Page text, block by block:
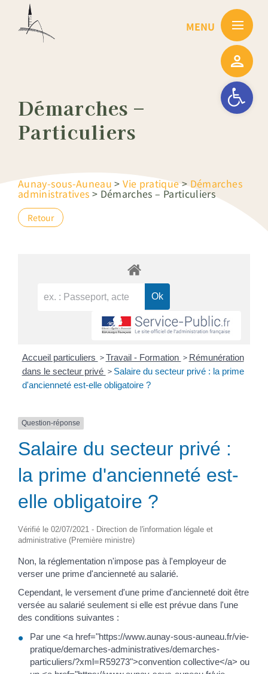
Ouvrir la
Démarches –
Particuliers
Aunay-sous-Auneau >Vie pratique>Démarches
administratives > Démarches – Particuliers
Retour
Accueil particuliers > Travail - Formation > Rémunération
dans le secteur privé > Salaire du secteur privé : la prime
d'ancienneté est-elle obligatoire ?
Question-réponse
Salaire du secteur privé :
la prime d'ancienneté est-
elle obligatoire ?
Vérifié le 02/07/2021 - Direction de l'information légale et
administrative (Première ministre)
Non, la réglementation n'impose pas à l'employeur de
verser une prime d'ancienneté au salarié.
Cependant, le versement d'une prime d'ancienneté doit être
versée au salarié seulement si elle est prévue dans l'une
des conditions suivantes :
Par une <a href="https://www.aunay-sous-auneau.fr/vie-
pratique/demarches-administratives/demarches-
particuliers/?xml=R59273">convention collective</a> ou